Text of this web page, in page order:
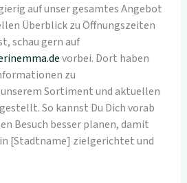
auf unser gesamtes Angebot
Überblick zu Öffnungszeiten
schau gern auf
vorbei. Dort haben
zu
Sortiment und aktuellen
So kannst Du Dich vorab
Besuch besser planen, damit
[Stadtname] zielgerichtet und